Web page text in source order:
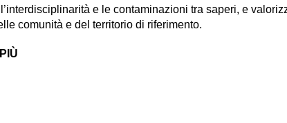
e le contaminazioni tra saperi, e
comunità e del territorio di riferimento.